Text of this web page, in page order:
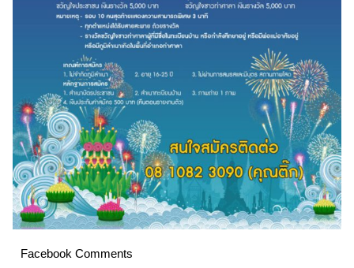
Search
for:
Facebook Comments